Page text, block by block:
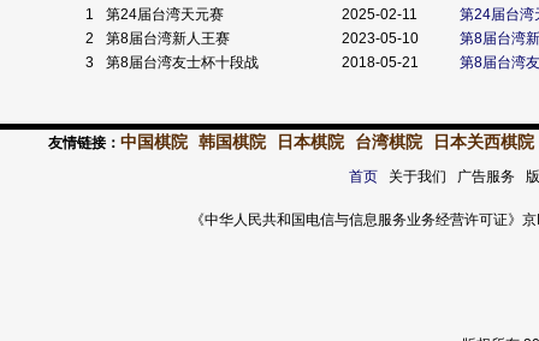
1 第24届台湾天元赛 2025-02-11
第24届台湾
2
第8届台湾新人王赛 2023-05-10
第8届台湾
3
第8届台湾友士杯十段战 2018-05-21 第8届台湾
友情链接： 中国棋院 韩国棋院 日本棋院 台湾棋院 日本关西棋院
首页关于我们 广告服务
《中华人民共和国电信与信息服务业务经营许可证